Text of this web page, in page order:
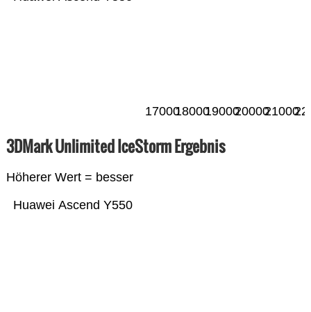
1700018000190002000021000
3DMark Unlimited IceStorm Ergebnis
Höherer Wert = besser
Huawei Ascend Y550